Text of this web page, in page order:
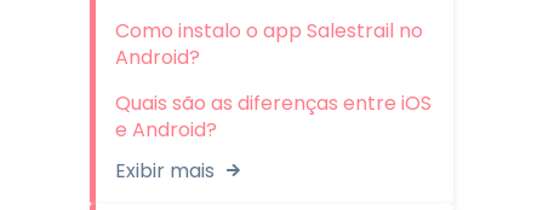
Como instalo o app Salestrail no
Android?
Quais são as diferenças entre iOS
e Android?
Exibir mais